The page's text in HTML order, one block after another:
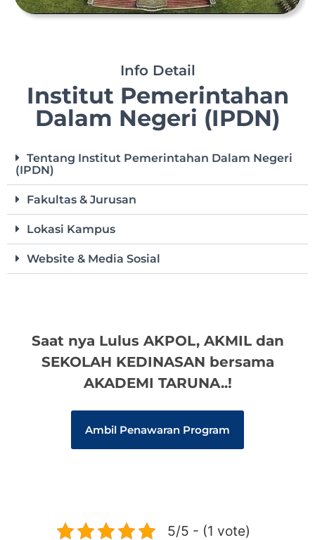
Info Detail
Institut Pemerintahan
Dalam Negeri (IPDN)
Tentang Institut Pemerintahan Dalam Negeri
(IPDN)
Fakultas & Jurusan
Lokasi Kampus
Website & Media Sosial
Saat nya Lulus AKPOL, AKMIL dan
SEKOLAH KEDINASAN bersama
AKADEMI TARUNA..!
Ambil Penawaran Program
5/5 - (1 vote)